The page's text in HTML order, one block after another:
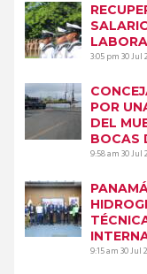
3:05 pm30 Jul
POR
DEL
BOCAS
9:58 am30 Jul
9:15 am30 Jul